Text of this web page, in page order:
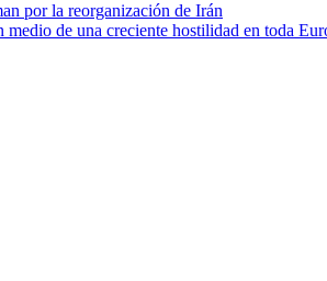
por la reorganización de Irán
de una creciente hostilidad en toda